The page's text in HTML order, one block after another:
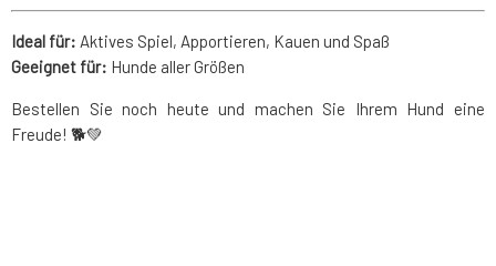
Ideal für: Aktives Spiel, Apportieren, Kauen und Spaß
Geeignet für: Hunde aller Größen
Bestellen Sie noch heute und machen Sie Ihrem Hund eine
Freude! 🐕💚